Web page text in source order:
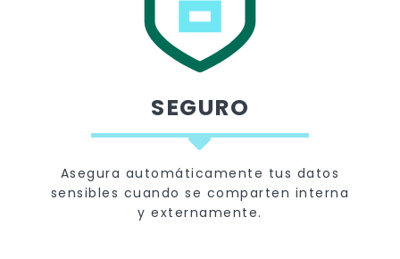
SEGURO
Asegura automáticamente tus datos
sensibles cuando se comparten interna
y externamente.